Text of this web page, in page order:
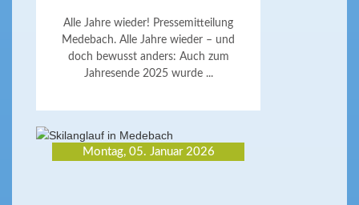
Alle Jahre wieder! Pressemitteilung
Medebach. Alle Jahre wieder – und
doch bewusst anders: Auch zum
Jahresende 2025 wurde ...
Montag, 05. Januar 2026